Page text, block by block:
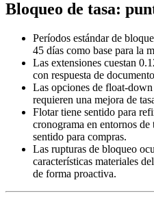
Bloqueo de tasa:
Períodos estándar de
45 días como base para la
Las extensiones cuestan
con respuesta de
Las opciones de float-
requieren una mejora de
Flotar tiene sentido para
cronograma en entornos de
sentido para compras.
Las rupturas de bloqueo
características materiales
de forma proactiva.